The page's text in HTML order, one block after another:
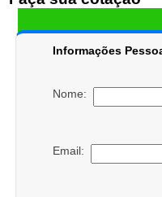
Informações
Nome:
Email: